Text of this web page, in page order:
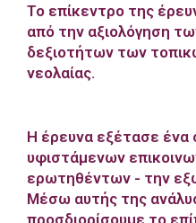
Το επίκεντρο της
από την αξιολόγηση
δεξιοτήτων των
νεολαίας.
Η έρευνα εξέτασε ένα
υφιστάμενων
ερωτηθέντων - την
Μέσω αυτής της